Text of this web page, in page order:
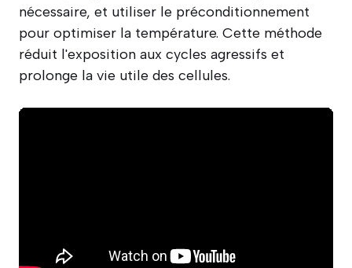
nécessaire, et utiliser le préconditionnement
pour optimiser la température. Cette méthode
réduit l'exposition aux cycles agressifs et
prolonge la vie utile des cellules.